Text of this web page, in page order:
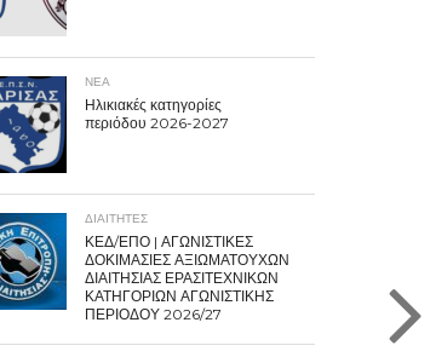
ΝΕΑ
Ηλικιακές κατηγορίες
περιόδου 2026-2027
ΔΙΑΙΤΗΤΕΣ
ΚΕΔ/ΕΠΟ | ΑΓΩΝΙΣΤΙΚΕΣ
ΔΟΚΙΜΑΣΙΕΣ ΑΞΙΩΜΑΤΟΥΧΩΝ
ΔΙΑΙΤΗΣΙΑΣ ΕΡΑΣΙΤΕΧΝΙΚΩΝ
ΚΑΤΗΓΟΡΙΩΝ ΑΓΩΝΙΣΤΙΚΗΣ
ΠΕΡΙΟΔΟΥ 2026/27